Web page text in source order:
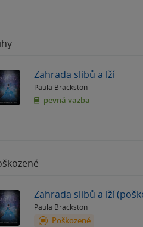
Zahrada slibů a lží
Paula Brackston
pevná vazba
Zahrada slibů a lží
Paula Brackston
Poškozené